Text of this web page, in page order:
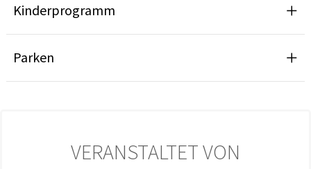
Kinderprogramm
Parken
VERANSTALTET VON